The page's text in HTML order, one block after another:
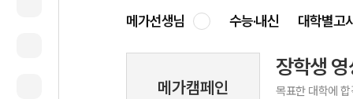
메가선생님 수능·내신 대학별고
메가캠페인
장학생
목표한 대학에